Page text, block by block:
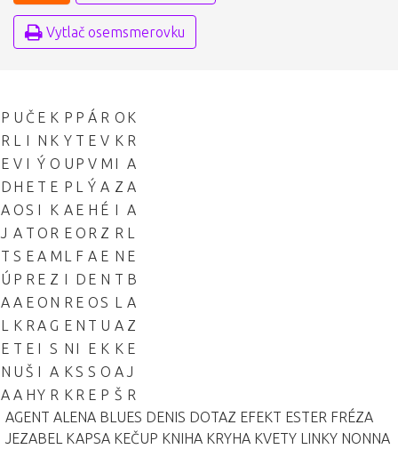
Vytlač osemsmerovku
P U Č E K P P Á R O K
R L I N K Y T E V K R
E V I Ý O U P V M I
A
D H E T E P L Ý A Z A
A O S I K A E H É I
A
J A T O R E O R Z R L
T S E A M L F A E N E
Ú P R E Z I D E N T B
A A E O N R E O S L
A
L
K R A G E N T U A Z
E T E I S N I E K K E
N U Š I A K S S O A J
A A HY R K R E P Š R
AGENT ALENA BLUES DENIS DOTAZ EFEKT ESTER FRÉZA
JEZABEL KAPSA KEČUP KNIHA KRYHA KVETY LINKY NONNA